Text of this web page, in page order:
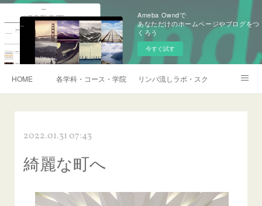
Ameba Owndで
あなただけのホームページやブログをつ
くろう
今すぐ試す
HOME 各学科・コース・学院長挨拶リンパ流しラボ・スクール説明会・
2022.01.31 07:43
綺麗な町へ